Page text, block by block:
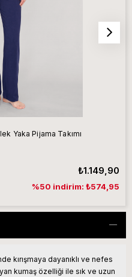
Yaka Pijama Takımı
₺1.149,90
%50 indirim: ₺574,95
kırışmaya dayanıklı ve nefes
kumaş özelliği ile sık ve uzun